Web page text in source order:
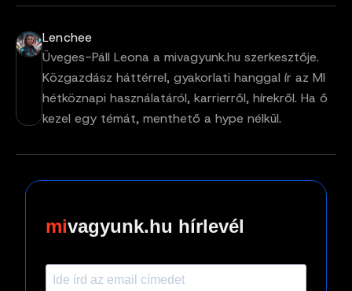
Lenchee
Üveges-Páll Leona a mivagyunk.hu szerkesztője.
Közgazdász háttérrel, gyakorlati hanggal ír az MI
hétköznapi használatáról, karrierről, hírekről. Ha ő
kezel egy témát, menthető a hype nélkül.
vagyunk.hu hírlevél